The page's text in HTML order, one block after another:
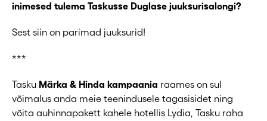
inimesed tulema Taskusse Duglase juuksurisalongi?
Sest siin on parimad juuksurid!
***
Tasku Märka & Hinda kampaania raames on sul
võimalus anda meie teenindusele tagasisidet ning
võita auhinnapakett kahele hotellis Lydia, Tasku raha